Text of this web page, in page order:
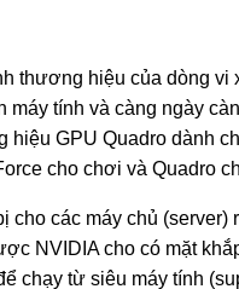
thương hiệu của dòng vi
máy tính và càng ngày
hiệu GPU Quadro dành
cho chơi và Quadro
cho các máy chủ (server)
NVIDIA cho có mặt
chạy từ siêu máy tính